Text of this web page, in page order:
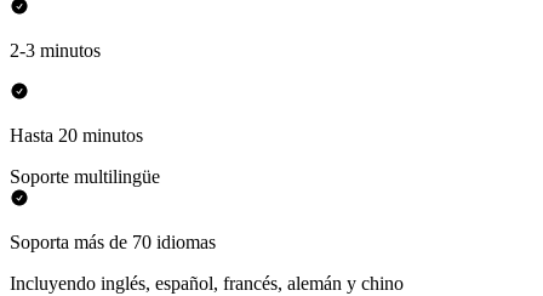
2-3 minutos
Hasta 20 minutos
Soporte multilingüe
Soporta más de 70 idiomas
Incluyendo inglés, español, francés, alemán y chino